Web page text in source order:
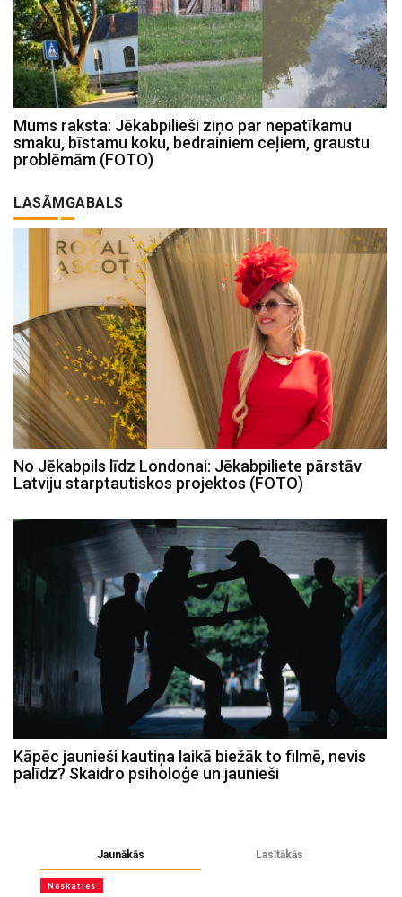
Mums raksta: Jēkabpilieši ziņo par nepatīkamu
smaku, bīstamu koku, bedrainiem ceļiem, graustu
problēmām (FOTO)
LASĀMGABALS
No Jēkabpils līdz Londonai: Jēkabpiliete pārstāv
Latviju starptautiskos projektos (FOTO)
Kāpēc jaunieši kautiņa laikā biežāk to filmē, nevis
palīdz? Skaidro psiholoģe un jaunieši
Jaunākās Lasītākās
Noskaties